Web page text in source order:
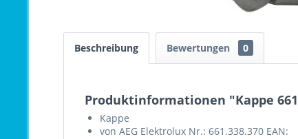
Beschreibung Bewertungen 0
Produktinformationen "Kappe
Kappe
von AEG Elektrolux Nr.: 661.338.370 EAN: